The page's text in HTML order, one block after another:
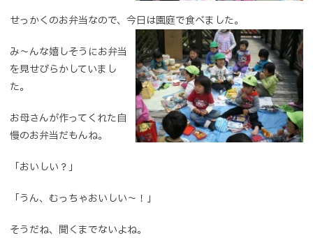
せっかくのお弁当なので、今日は園庭で食べました。
み～んな嬉しそうにお弁当
を見せびらかしていまし
た。
お母さんが作ってくれた自
慢のお弁当だもんね。
「おいしい？」
「うん、むっちゃおいしい～！」
そうだね、聞くまでないよね。